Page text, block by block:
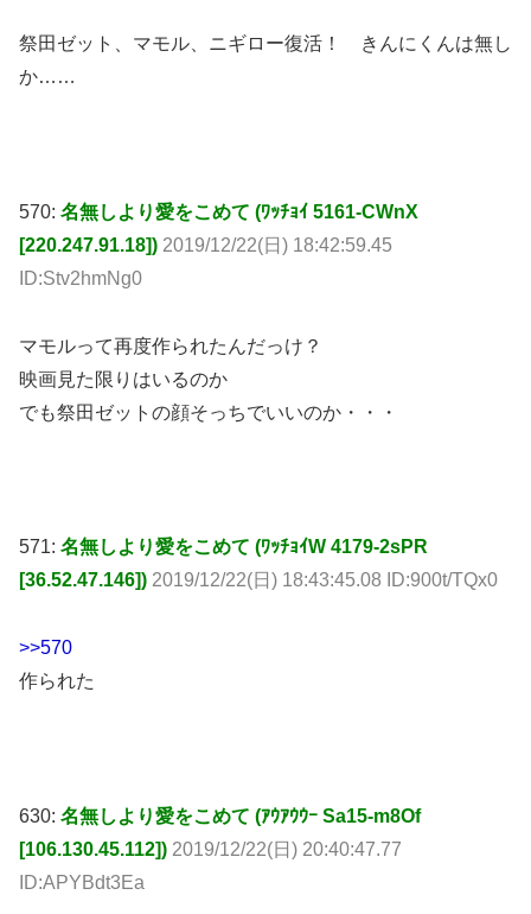
祭田ゼット、マモル、ニギロー復活！ きんにくんは無し
か……
570: 名無しより愛をこめて (ﾜｯﾁｮｲ 5161-CWnX
[220.247.91.18]) 2019/12/22(日) 18:42:59.45
ID:Stv2hmNg0
マモルって再度作られたんだっけ？
映画見た限りはいるのか
でも祭田ゼットの顔そっちでいいのか・・・
571: 名無しより愛をこめて (ﾜｯﾁｮｲW 4179-2sPR
[36.52.47.146]) 2019/12/22(日) 18:43:45.08 ID:900t/TQx0
>>570
作られた
630: 名無しより愛をこめて (ｱｳｱｳｳｰ Sa15-m8Of
[106.130.45.112]) 2019/12/22(日) 20:40:47.77
ID:APYBdt3Ea